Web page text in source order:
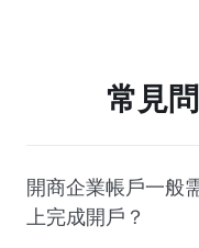
常見
開商企業帳戶一般
上完成開戶？